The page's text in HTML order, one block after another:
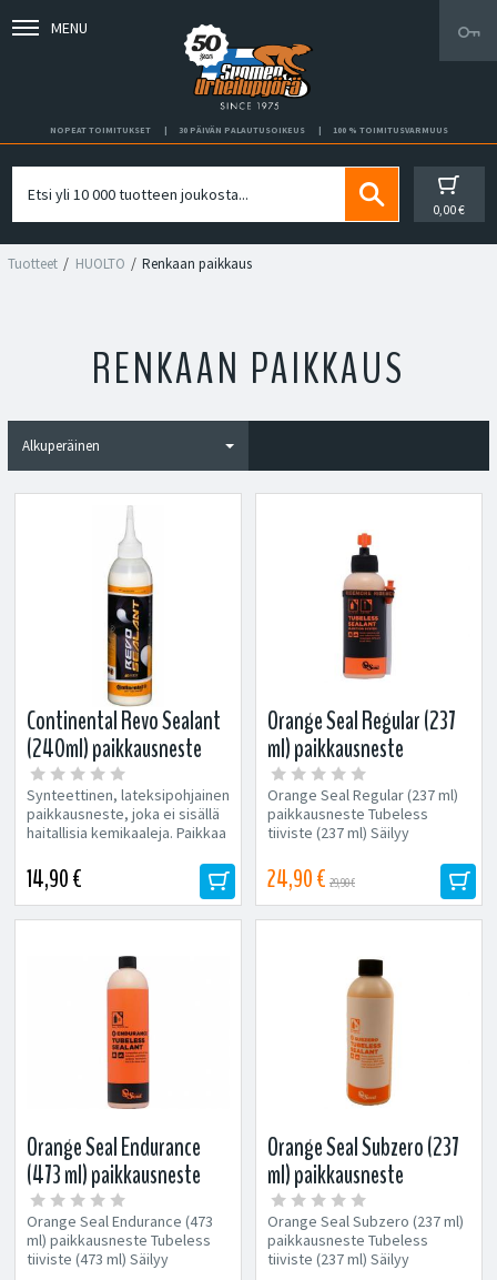
MENU
NOPEAT TOIMITUKSET 30 PÄIVÄN PALAUTUSOIKEUS 100 % TOIMITUSVARMUUS
0,00 €
Tuotteet HUOLTO Renkaan paikkaus
RENKAAN PAIKKAUS
Continental Revo Sealant
(240ml) paikkausneste
Synteettinen, lateksipohjainen
paikkausneste, joka ei sisällä
haitallisia kemikaaleja. Paikkaa
14,90 €
Orange Seal Regular (237
ml) paikkausneste
(sisältää ruiskun)
Orange Seal Regular (237 ml)
paikkausneste Tubeless
tiiviste (237 ml) Säilyy
24,90 € 29,90 €
Orange Seal Endurance
(473 ml) paikkausneste
Orange Seal Endurance (473
ml) paikkausneste Tubeless
tiiviste (473 ml) Säilyy
Orange Seal Subzero (237
ml) paikkausneste
Orange Seal Subzero (237 ml)
paikkausneste Tubeless
tiiviste (237 ml) Säilyy